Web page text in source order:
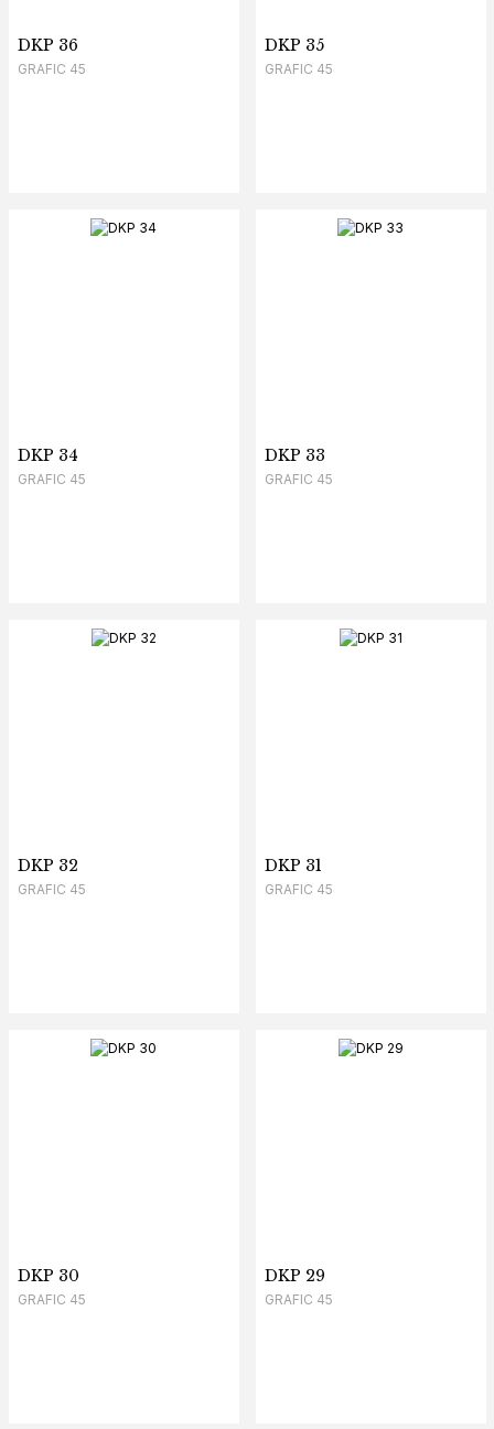
DKP 36
GRAFIC 45
DKP 35
GRAFIC 45
DKP 34
GRAFIC 45
DKP 33
GRAFIC 45
DKP 32
GRAFIC 45
DKP 31
GRAFIC 45
DKP 30
GRAFIC 45
DKP 29
GRAFIC 45